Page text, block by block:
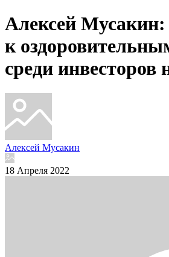
Алексей
к
среди инвесторов
Алексей Мусакин
18 Апреля 2022